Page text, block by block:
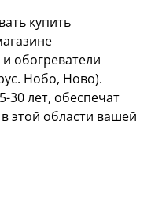
купить
обогреватели
Нобо, Ново).
30 лет, обеспечат
этой области вашей